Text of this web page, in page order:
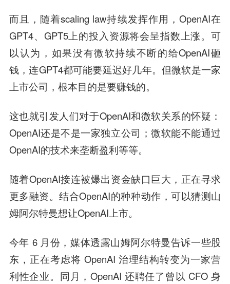
而且，随着scaling law持续发挥作用，OpenAI在
GPT4、GPT5上的投入资源将会呈指数上涨。可
以认为，如果没有微软持续不断的给OpenAI砸
钱，连GPT4都可能要延迟好几年。但微软是一家
上市公司，根本目的是要赚钱的。
这也就引发人们对于OpenAI和微软关系的怀疑：
OpenAI还是不是一家独立公司；微软能不能通过
OpenAI的技术来垄断盈利等等。
随着OpenAI接连被爆出资金缺口巨大，正在寻求
更多融资。结合OpenAI的种种动作，可以猜测山
姆阿尔特曼想让OpenAI上市。
今年 6 月份，媒体透露山姆阿尔特曼告诉一些股
东，正在考虑将 OpenAI 治理结构转变为一家营
利性企业。同月，OpenAI 还聘任了曾以 CFO 身